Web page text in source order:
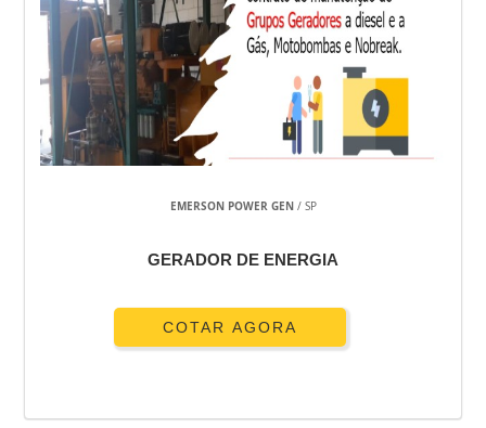
EMERSON POWER GEN/ SP
GERADOR DE ENERGIA
COTAR AGORA